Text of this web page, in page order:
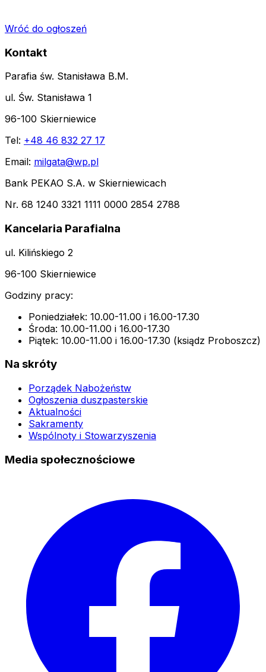
Wróć do ogłoszeń
Kontakt
Parafia św. Stanisława B.M.
ul. Św. Stanisława 1
96-100 Skierniewice
Tel: +48 46 832 27 17
Email: milgata@wp.pl
Bank PEKAO S.A. w Skierniewicach
Nr. 68 1240 3321 1111 0000 2854 2788
Kancelaria Parafialna
ul. Kilińskiego 2
96-100 Skierniewice
Godziny pracy:
Poniedziałek: 10.00-11.00 i 16.00-17.30
Środa: 10.00-11.00 i 16.00-17.30
Piątek: 10.00-11.00 i 16.00-17.30 (ksiądz Proboszcz)
Na skróty
Porządek Nabożeństw
Ogłoszenia duszpasterskie
Aktualności
Sakramenty
Wspólnoty i Stowarzyszenia
Media społecznościowe